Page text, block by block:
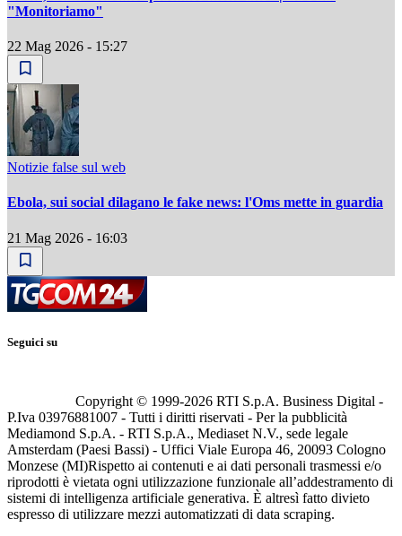
"Monitoriamo"
22 Mag 2026 - 15:27
Notizie false sul web
Ebola, sui social dilagano le fake news: l'Oms mette in guardia
21 Mag 2026 - 16:03
Seguici su
Copyright © 1999-2026 RTI S.p.A. Business Digital -
P.Iva 03976881007 - Tutti i diritti riservati - Per la pubblicità
Mediamond S.p.A. - RTI S.p.A., Mediaset N.V., sede legale
Amsterdam (Paesi Bassi) - Uffici Viale Europa 46, 20093 Cologno
Monzese (MI)Rispetto ai contenuti e ai dati personali trasmessi e/o
riprodotti è vietata ogni utilizzazione funzionale all’addestramento di
sistemi di intelligenza artificiale generativa. È altresì fatto divieto
espresso di utilizzare mezzi automatizzati di data scraping.